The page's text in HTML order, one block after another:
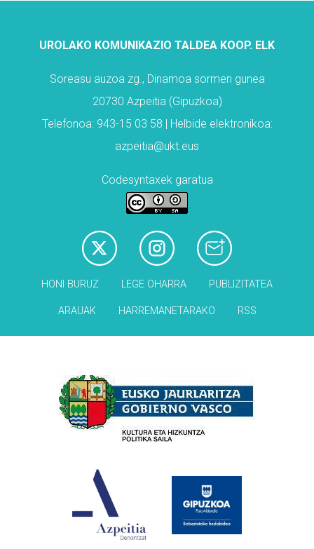
UROLAKO KOMUNIKAZIO TALDEA KOOP. ELK
Soreasu auzoa zg., Dinamoa sormen gunea
20730 Azpeitia (Gipuzkoa)
Telefonoa: 943-15 03 58 | Helbide elektronikoa:
azpeitia@ukt.eus
Codesyntaxek garatua
HONI BURUZ LEGE OHARRA PUBLIZITATEA
ARAUAK HARREMANETARAKO RSS